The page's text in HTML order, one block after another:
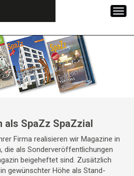
als SpaZz SpaZzial
Firma realisieren wir Magazine in
die als Sonderveröffentlichungen
beigeheftet sind. Zusätzlich
gewünschter Höhe als Stand-